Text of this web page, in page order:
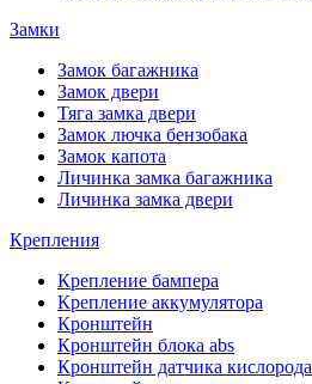
Замки
Замок багажника
Замок двери
Тяга замка двери
Замок лючка бензобака
Замок капота
Личинка замка багажника
Личинка замка двери
Крепления
Крепление бампера
Крепление аккумулятора
Кронштейн
Кронштейн блока abs
Кронштейн датчика кислорода